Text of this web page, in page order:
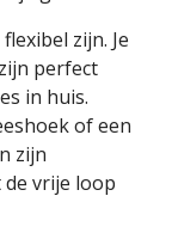
zijn. Je
perfect
in huis.
of een
zijn
vrije loop